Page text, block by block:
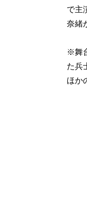
で主
奈緒
※舞
た兵
ほか